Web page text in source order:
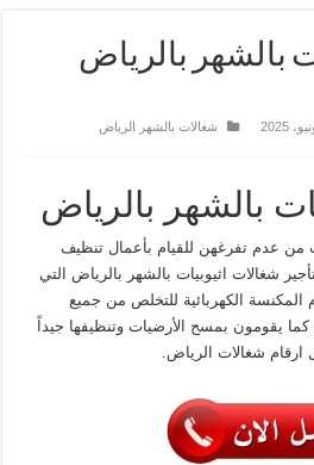
بالشهر بالرياض
شغالات بالشهر الرياض
بالشهر بالرياض
من عدم تفرغهن للقيام بأعمال تنظيف
شغالات اثيوبيات بالشهر بالرياض التي
المكنسة الكهربائية للتخلص من جميع
كما يقومون بمسح الأرضيات وتنظيفها جيداً
ارقام شغالات الرياض.